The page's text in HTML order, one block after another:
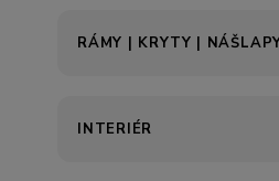
RÁMY | KRYTY |
INTERIÉR